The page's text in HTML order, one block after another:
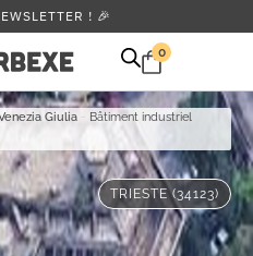
! 🎉
0
Giulia - Bâtiment industriel
TRIESTE (34123)